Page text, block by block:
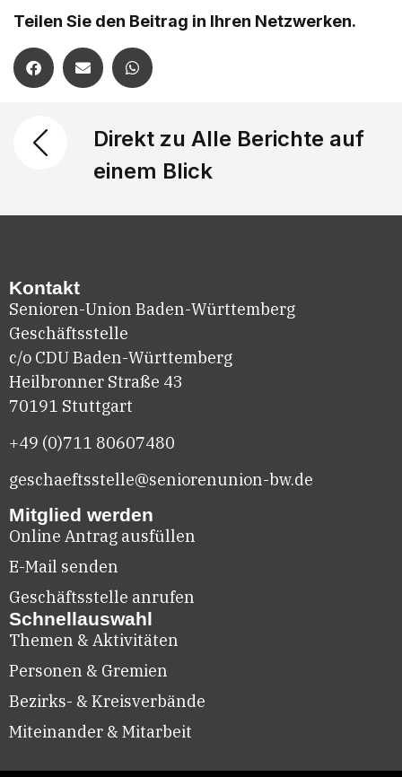
Teilen Sie den Beitrag in Ihren Netzwerken.
Direkt zu Alle Berichte auf
einem Blick
Kontakt
Senioren-Union Baden-Württemberg
Geschäftsstelle
c/o CDU Baden-Württemberg
Heilbronner Straße 43
70191 Stuttgart
+49 (0)711 80607480
geschaeftsstelle@seniorenunion-bw.de
Mitglied werden
Online Antrag ausfüllen
E-Mail senden
Geschäftsstelle anrufen
Schnellauswahl
Themen & Aktivitäten
Personen & Gremien
Bezirks- & Kreisverbände
Miteinander & Mitarbeit